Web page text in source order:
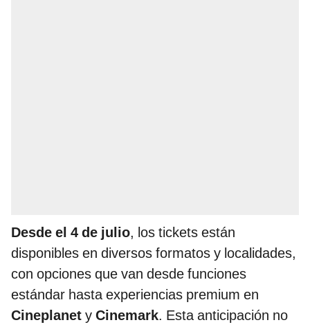
Desde el 4 de julio, los tickets están
disponibles en diversos formatos y localidades,
con opciones que van desde funciones
estándar hasta experiencias premium en
Cineplanet y Cinemark. Esta anticipación no